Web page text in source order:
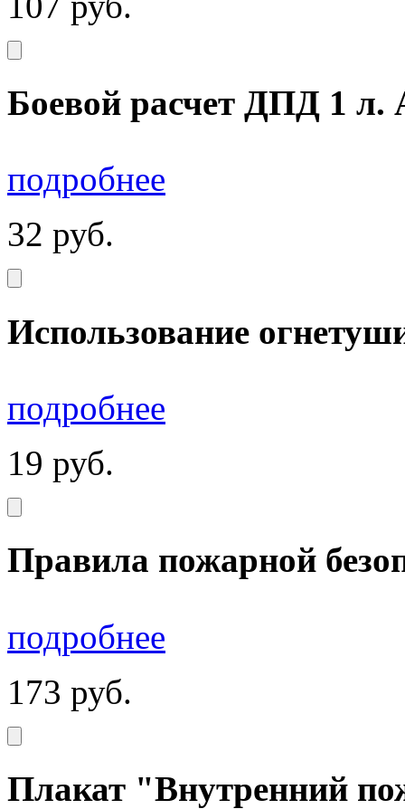
Боевой расчет ДПД 1 л.
подробнее
32 руб.
Использование
подробнее
19 руб.
Правила пожарной
подробнее
173 руб.
Плакат "Внутренний